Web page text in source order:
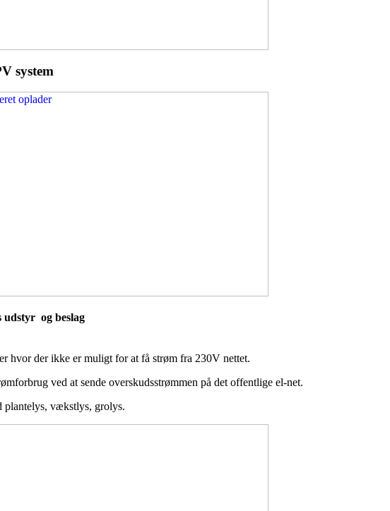
system
udstyr og beslag
hvor der ikke er muligt for at få strøm fra 230V nettet.
ved at sende overskudsstrømmen på det offentlige el-net.
plantelys, vækstlys, grolys.